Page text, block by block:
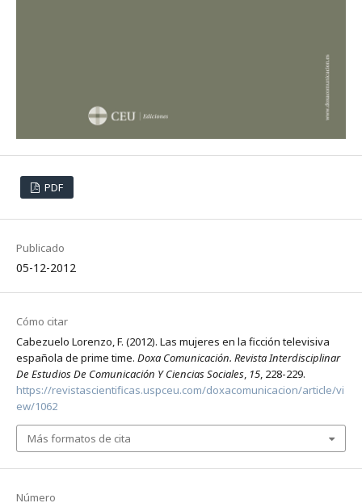
PDF
Publicado
05-12-2012
Número
Cómo citar
Cabezuelo Lorenzo, F. (2012). Las mujeres en la ficción televisiva
española de prime time. Doxa Comunicación. Revista Interdisciplinar
De Estudios De Comunicación Y Ciencias Sociales, 15, 228-229.
https://revistascientificas.uspceu.com/doxacomunicacion/article/vi
ew/1062
Más formatos de cita